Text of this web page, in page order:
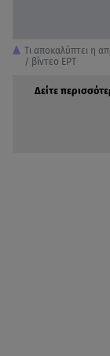
Τι αποκαλύπτει η
/ βίντεο ΕΡΤ
Δείτε